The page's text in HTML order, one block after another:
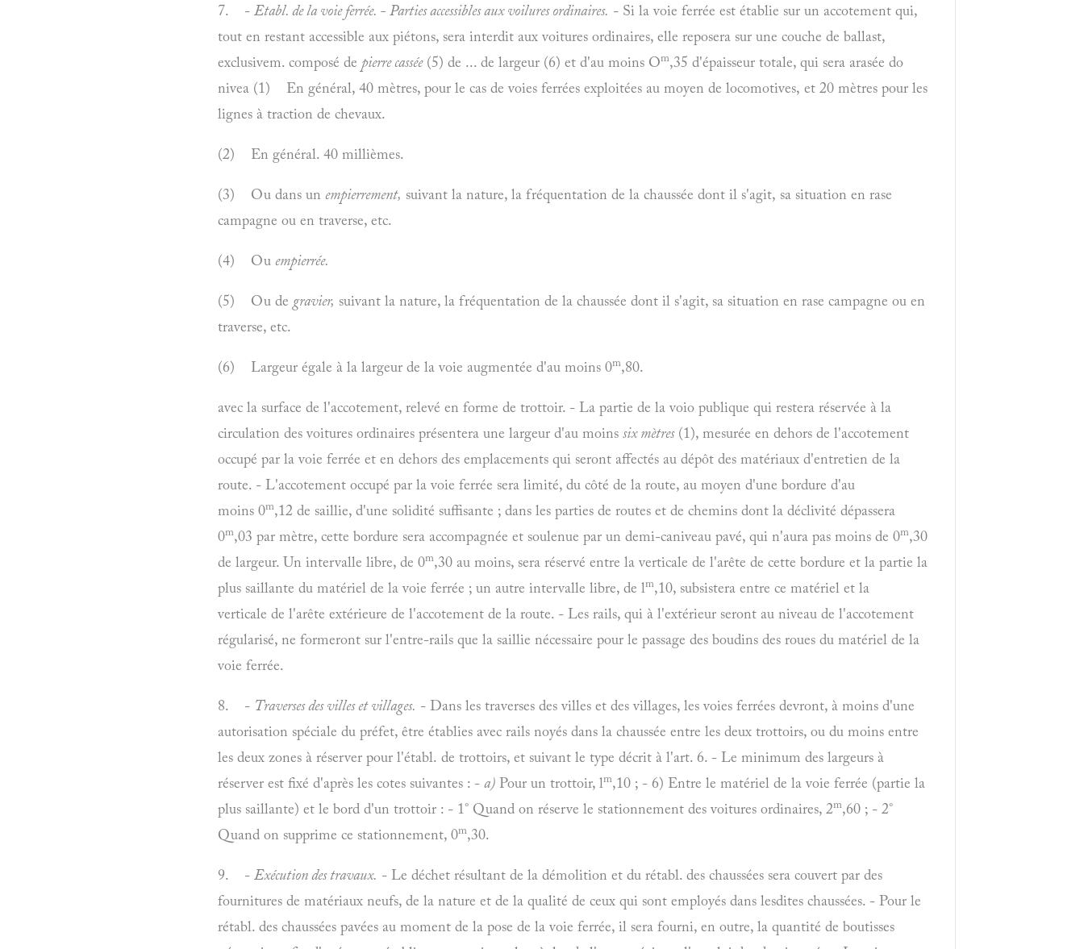
7. - Etabl. de la voie ferrée. - Parties accessibles aux voilures ordinaires. - Si la voie ferrée est établie sur un accotement qui,
tout en restant accessible aux piétons, sera interdit aux voitures ordinaires, elle reposera sur une couche de ballast,
exclusivem. composé de pierre cassée(5) de ... de largeur (6) et d'au moins Om,35 d'épaisseur totale, qui sera arasée do
nivea (1) En général, 40 mètres, pour le cas de voies ferrées exploitées au moyen de locomotives, et 20 mètres pour les
lignes à traction de chevaux.
(2) En général. 40 millièmes.
(3) Ou dans un empierrement, suivant la nature, la fréquentation de la chaussée dont il s'agit, sa situation en rase
campagne ou en traverse, etc.
(4) Ou empierrée.
(5) Ou de gravier, suivant la nature, la fréquentation de la chaussée dont il s'agit, sa situation en rase campagne ou en
traverse, etc.
(6) Largeur égale à la largeur de la voie augmentée d'au moins 0m,80.
avec la surface de l'accotement, relevé en forme de trottoir. - La partie de la voio publique qui restera réservée à la
circulation des voitures ordinaires présentera une largeur d'au moins six mètres(1), mesurée en dehors de l'accotement
occupé par la voie ferrée et en dehors des emplacements qui seront affectés au dépôt des matériaux d'entretien de la
route. - L'accotement occupé par la voie ferrée sera limité, du côté de la route, au moyen d'une bordure d'au
moins 0m,12 de saillie, d'une solidité suffisante ; dans les parties de routes et de chemins dont la déclivité dépassera
0m,03 par mètre, cette bordure sera accompagnée et soulenue par un demi-caniveau pavé, qui n'aura pas moins de 0m,30
de largeur. Un intervalle libre, de 0m,30 au moins, sera réservé entre la verticale de l'arête de cette bordure et la partie la
plus saillante du matériel de la voie ferrée ; un autre intervalle libre, de lm,10, subsistera entre ce matériel et la
verticale de l'arête extérieure de l'accotement de la route. - Les rails, qui à l'extérieur seront au niveau de l'accotement
régularisé, ne formeront sur l'entre-rails que la saillie nécessaire pour le passage des boudins des roues du matériel de la
voie ferrée.
8. - Traverses des villes et villages. - Dans les traverses des villes et des villages, les voies ferrées devront, à moins d'une
autorisation spéciale du préfet, être établies avec rails noyés dans la chaussée entre les deux trottoirs, ou du moins entre
les deux zones à réserver pour l'établ. de trottoirs, et suivant le type décrit à l'art. 6. - Le minimum des largeurs à
réserver est fixé d'après les cotes suivantes : - a) Pour un trottoir, lm,10 ; - 6) Entre le matériel de la voie ferrée (partie la
plus saillante) et le bord d'un trottoir : - 1° Quand on réserve le stationnement des voitures ordinaires, 2m,60 ; - 2°
Quand on supprime ce stationnement, 0m,30.
9. - Exécution des travaux. - Le déchet résultant de la démolition et du rétabl. des chaussées sera couvert par des
fournitures de matériaux neufs, de la nature et de la qualité de ceux qui sont employés dans lesdites chaussées. - Pour le
rétabl. des chaussées pavées au moment de la pose de la voie ferrée, il sera fourni, en outre, la quantité de boutisses